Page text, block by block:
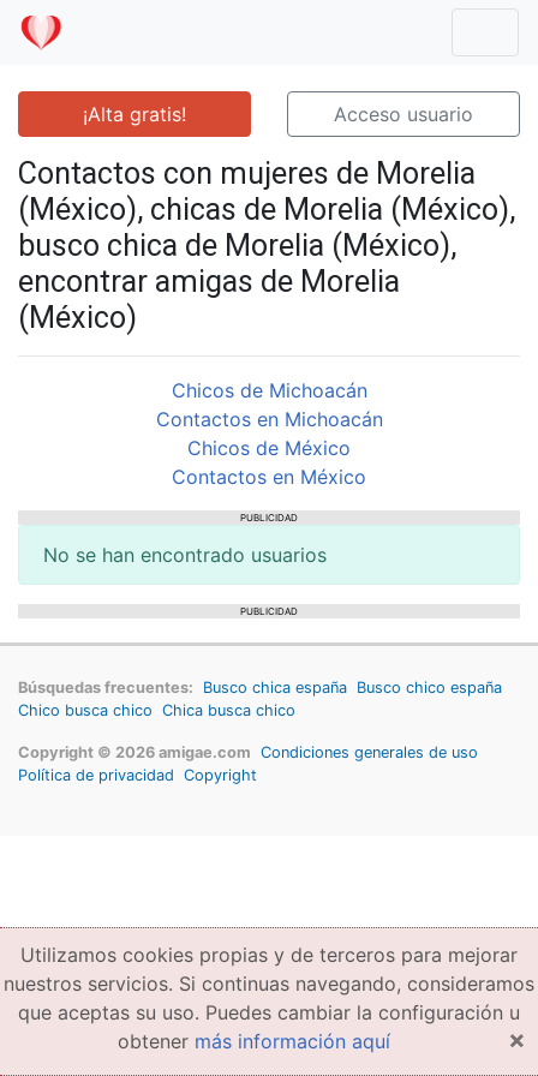
¡Alta gratis! Acceso usuario
Contactos con mujeres de Morelia
(México), chicas de Morelia (México),
busco chica de Morelia (México),
encontrar amigas de Morelia
(México)
Chicos de Michoacán
Contactos en Michoacán
Chicos de México
Contactos en México
PUBLICIDAD
No se han encontrado usuarios
PUBLICIDAD
Búsquedas frecuentes: Busco chica españa Busco chico españa
Chico busca chico Chica busca chico
Copyright © 2026 amigae.com Condiciones generales de uso
Política de privacidad Copyright
Utilizamos cookies propias y de terceros para mejorar
nuestros servicios. Si continuas navegando, consideramos
que aceptas su uso. Puedes cambiar la configuración u
obtener más información aquí ×